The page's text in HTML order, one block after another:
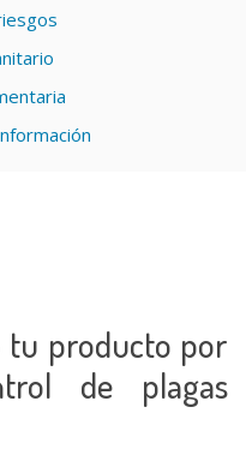
tu producto por
de plagas